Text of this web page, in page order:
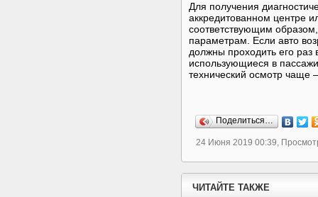
Для получения
аккредитованном центре
соответствующим
параметрам. Если авто
должны проходить его раз
использующиеся в
технический осмотр чаще
Поделиться…
24 Июня 2019 00:39,
ЧИТАЙТЕ ТАКЖЕ